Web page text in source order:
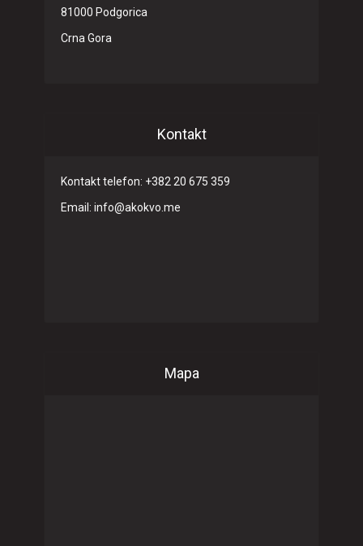
81000 Podgorica
Crna Gora
Kontakt
Kontakt telefon: +382 20 675 359
Email: info@akokvo.me
Mapa